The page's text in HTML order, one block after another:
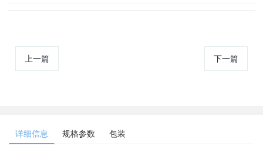
上一篇 下一篇
详细信息 规格参数 包装